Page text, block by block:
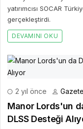
yatırımcısı SOCAR
gerçekleştirdi.
DEVAMINI OKU
2 yıl önce
Manor Lords'un
DLSS Desteği